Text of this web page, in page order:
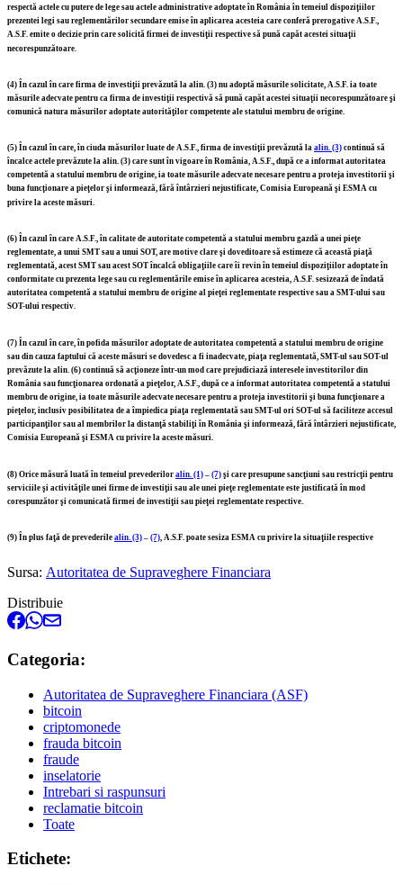
respectă actele cu putere de lege sau actele administrative adoptate în România în temeiul dispoziţiilor
prezentei legi sau reglementărilor secundare emise în aplicarea acesteia care conferă prerogative A.S.F.,
A.S.F. emite o decizie prin care solicită firmei de investiţii respective să pună capăt acestei situaţii
necorespunzătoare.
(4) În cazul în care firma de investiţii prevăzută la alin. (3) nu adoptă măsurile solicitate, A.S.F. ia toate
măsurile adecvate pentru ca firma de investiţii respectivă să pună capăt acestei situaţii necorespunzătoare şi
comunică natura măsurilor adoptate autorităţilor competente ale statului membru de origine.
(5) În cazul în care, în ciuda măsurilor luate de A.S.F., firma de investiţii prevăzută la alin. (3) continuă să
încalce actele prevăzute la alin. (3) care sunt în vigoare în România, A.S.F., după ce a informat autoritatea
competentă a statului membru de origine, ia toate măsurile adecvate necesare pentru a proteja investitorii şi
buna funcţionare a pieţelor şi informează, fără întârzieri nejustificate, Comisia Europeană şi ESMA cu
privire la aceste măsuri.
(6) În cazul în care A.S.F., în calitate de autoritate competentă a statului membru gazdă a unei pieţe
reglementate, a unui SMT sau a unui SOT, are motive clare şi doveditoare să estimeze că această piaţă
reglementată, acest SMT sau acest SOT încalcă obligaţiile care îi revin în temeiul dispoziţiilor adoptate în
conformitate cu prezenta lege sau cu reglementările emise în aplicarea acesteia, A.S.F. sesizează de îndată
autoritatea competentă a statului membru de origine al pieţei reglementate respective sau a SMT-ului sau
SOT-ului respectiv.
(7) În cazul în care, în pofida măsurilor adoptate de autoritatea competentă a statului membru de origine
sau din cauza faptului că aceste măsuri se dovedesc a fi inadecvate, piaţa reglementată, SMT-ul sau SOT-ul
prevăzute la alin. (6) continuă să acţioneze într-un mod care prejudiciază interesele investitorilor din
România sau funcţionarea ordonată a pieţelor, A.S.F., după ce a informat autoritatea competentă a statului
membru de origine, ia toate măsurile adecvate necesare pentru a proteja investitorii şi buna funcţionare a
pieţelor, inclusiv posibilitatea de a împiedica piaţa reglementată sau SMT-ul ori SOT-ul să faciliteze accesul
participanţilor sau al membrilor la distanţă stabiliţi în România şi informează, fără întârzieri nejustificate,
Comisia Europeană şi ESMA cu privire la aceste măsuri.
(8) Orice măsură luată în temeiul prevederilor alin. (1) – (7) şi care presupune sancţiuni sau restricţii pentru
serviciile şi activităţile unei firme de investiţii sau ale unei pieţe reglementate este justificată în mod
corespunzător şi comunicată firmei de investiţii sau pieţei reglementate respective.
(9) În plus faţă de prevederile alin. (3) – (7), A.S.F. poate sesiza ESMA cu privire la situaţiile respective
Sursa: Autoritatea de Supraveghere Financiara
Distribuie
Categoria:
Autoritatea de Supraveghere Financiara (ASF)
bitcoin
criptomonede
frauda bitcoin
fraude
inselatorie
Intrebari si raspunsuri
reclamatie bitcoin
Toate
Etichete: